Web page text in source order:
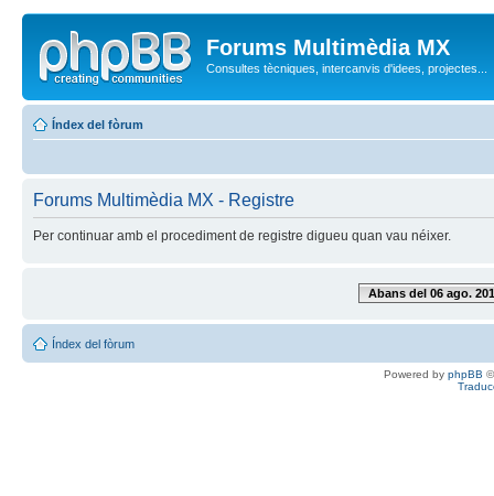
Forums Multimèdia MX
Consultes tècniques, intercanvis d'idees, projectes...
Índex del fòrum
Forums Multimèdia MX - Registre
Per continuar amb el procediment de registre digueu quan vau néixer.
Abans del 06 ago.
Índex del fòrum
Powered by phpBB